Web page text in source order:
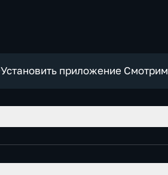
Установить приложение Смотрим